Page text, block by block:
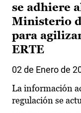
se adhiere
Ministerio
para
ERTE
02 de Enero de
La información
regulación se